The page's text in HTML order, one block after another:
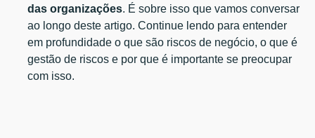
das organizações. É sobre isso que vamos conversar
ao longo deste artigo. Continue lendo para entender
em profundidade o que são riscos de negócio, o que é
gestão de riscos e por que é importante se preocupar
com isso.